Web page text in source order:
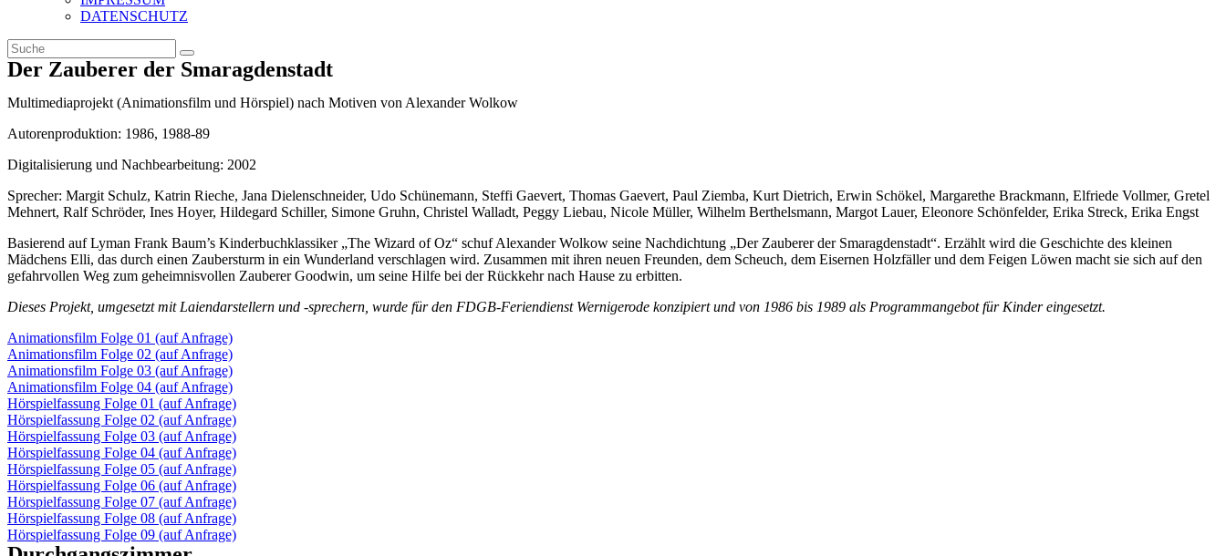
DATENSCHUTZ
Der Zauberer der Smaragdenstadt
Multimediaprojekt (Animationsfilm und Hörspiel) nach Motiven von Alexander Wolkow
Autorenproduktion: 1986, 1988-89
Digitalisierung und Nachbearbeitung: 2002
Sprecher: Margit Schulz, Katrin Rieche, Jana Dielenschneider, Udo Schünemann, Steffi Gaevert, Thomas Gaevert, Paul Ziemba, Kurt Dietrich, Erwin Schökel, Margarethe Brackmann, Elfriede Vollmer, Gretel
Mehnert, Ralf Schröder, Ines Hoyer, Hildegard Schiller, Simone Gruhn, Christel Walladt, Peggy Liebau, Nicole Müller, Wilhelm Berthelsmann, Margot Lauer, Eleonore Schönfelder, Erika Streck, Erika Engst
Basierend auf Lyman Frank Baum’s Kinderbuchklassiker „The Wizard of Oz“ schuf Alexander Wolkow seine Nachdichtung „Der Zauberer der Smaragdenstadt“. Erzählt wird die Geschichte des kleinen
Mädchens Elli, das durch einen Zaubersturm in ein Wunderland verschlagen wird. Zusammen mit ihren neuen Freunden, dem Scheuch, dem Eisernen Holzfäller und dem Feigen Löwen macht sie sich auf den
gefahrvollen Weg zum geheimnisvollen Zauberer Goodwin, um seine Hilfe bei der Rückkehr nach Hause zu erbitten.
Dieses Projekt, umgesetzt mit Laiendarstellern und -sprechern, wurde für den FDGB-Feriendienst Wernigerode konzipiert und von 1986 bis 1989 als Programmangebot für Kinder eingesetzt.
Animationsfilm Folge 01 (auf Anfrage)
Animationsfilm Folge 02 (auf Anfrage)
Animationsfilm Folge 03 (auf Anfrage)
Animationsfilm Folge 04 (auf Anfrage)
Hörspielfassung Folge 01 (auf Anfrage)
Hörspielfassung Folge 02 (auf Anfrage)
Hörspielfassung Folge 03 (auf Anfrage)
Hörspielfassung Folge 04 (auf Anfrage)
Hörspielfassung Folge 05 (auf Anfrage)
Hörspielfassung Folge 06 (auf Anfrage)
Hörspielfassung Folge 07 (auf Anfrage)
Hörspielfassung Folge 08 (auf Anfrage)
Hörspielfassung Folge 09 (auf Anfrage)